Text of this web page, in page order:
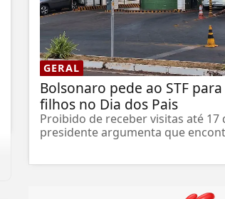
GERAL
Bolsonaro pede ao STF
filhos no Dia dos Pais
Proibido de receber visitas até 17
presidente argumenta que